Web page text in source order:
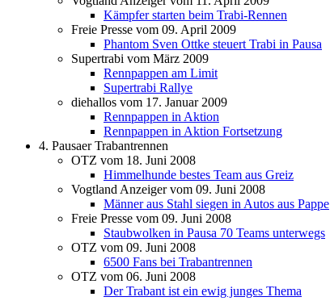
Kämpfer starten beim Trabi-Rennen
Freie Presse vom 09. April 2009
Phantom Sven Ottke steuert Trabi in Pausa
Supertrabi vom März 2009
Rennpappen am Limit
Supertrabi Rallye
diehallos vom 17. Januar 2009
Rennpappen in Aktion
Rennpappen in Aktion Fortsetzung
4. Pausaer Trabantrennen
OTZ vom 18. Juni 2008
Himmelhunde bestes Team aus Greiz
Vogtland Anzeiger vom 09. Juni 2008
Männer aus Stahl siegen in Autos aus Pappe
Freie Presse vom 09. Juni 2008
Staubwolken in Pausa 70 Teams unterwegs
OTZ vom 09. Juni 2008
6500 Fans bei Trabantrennen
OTZ vom 06. Juni 2008
Der Trabant ist ein ewig junges Thema